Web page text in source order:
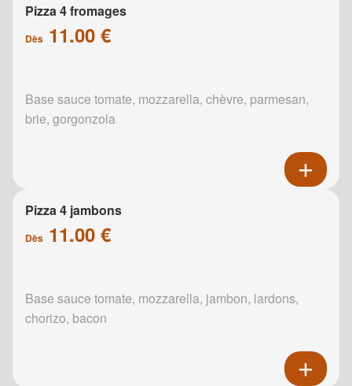
Pizza 4 fromages
Dès 11.00 €
Base sauce tomate, mozzarella, chèvre, parmesan,
brie, gorgonzola
Pizza 4 jambons
Dès 11.00 €
Base sauce tomate, mozzarella, jambon, lardons,
chorizo, bacon